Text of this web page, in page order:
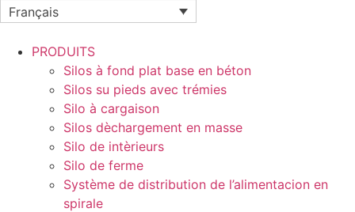
Français
PRODUITS
Silos à fond plat base en béton
Silos su pieds avec trémies
Silo à cargaison
Silos dèchargement en masse
Silo de intèrieurs
Silo de ferme
Système de distribution de l’alimentacion en
spirale